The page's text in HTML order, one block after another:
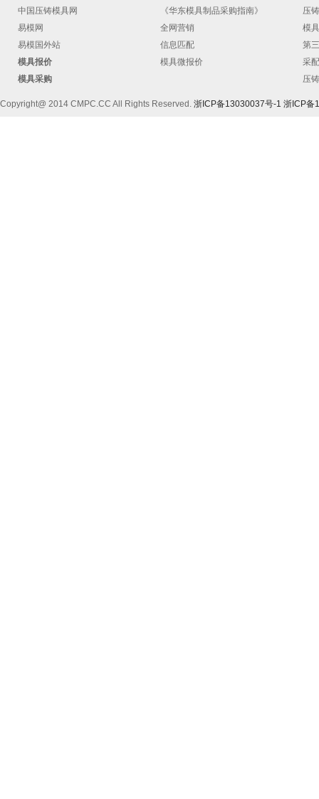
中国压铸模具网
易模网
易模国外站
模具报价
模具采购
《华东模具制品采购指南》
全网营销
信息匹配
模具微报价
压
模
第
采
压
Copyright@ 2014 CMPC.CC All Rights Reserved. 浙ICP备13030037号-1 浙ICP备